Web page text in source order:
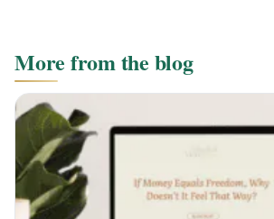
More from the blog